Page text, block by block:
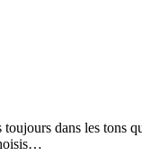
dans les tons